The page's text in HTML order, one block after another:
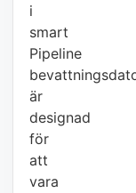
i
smart
Pipeline
är
designad
för
att
vara